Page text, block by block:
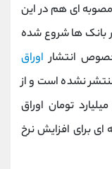
ای هم در این
بانک ها شروع شده
انتشار اوراق
نشده است و از
تا کنون، مجموعا 43 هزار میلیارد تومان اوراق
برای افزایش نرخ